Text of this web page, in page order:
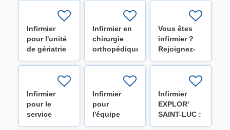
Infirmier
pour l'unité
de gériatrie
(H/F/X)
Infirmier en
chirurgie
orthopédique
U32
Vous êtes
infirmier ?
Rejoignez-
nous !
Infirmier
pour le
service
d'hématologie
Infirmier
pour
l'équipe
mobile
Infirmier
EXPLOR'
SAINT-LUC :
Explorer